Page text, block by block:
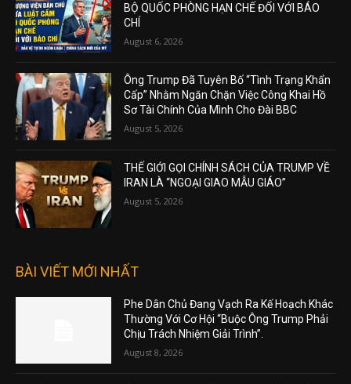
BỘ QUỐC PHÒNG HẠN CHẾ ĐỐI VỚI BÁO
CHÍ
August 6, 2026
Ông Trump Đã Tuyên Bố “Tình Trạng Khẩn
Cấp” Nhằm Ngăn Chặn Việc Công Khai Hồ
Sơ Tài Chính Của Mình Cho Đài BBC
August 5, 2026
THẾ GIỚI GỌI CHÍNH SÁCH CỦA TRUMP VỀ
IRAN LÀ “NGOẠI GIAO MẪU GIÁO”
August 5, 2026
BÀI VIẾT MỚI NHẤT
Phe Dân Chủ Đang Vạch Ra Kế Hoạch Khác
Thường Với Cơ Hội “Buộc Ông Trump Phải
Chịu Trách Nhiệm Giải Trình”.
August 8, 2026